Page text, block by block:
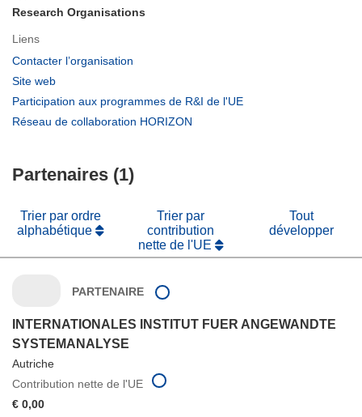
Research Organisations
Liens
Contacter l’organisation
fenêtre)
Site web
dans
une
Participation aux programmes de R&I de l'UE
Réseau de collaboration HORIZON
Partenaires (1)
Trier par ordre
alphabétique
Trier par
contribution
nette de l'UE
Tout
développer
PARTENAIRE
INTERNATIONALES INSTITUT FUER ANGEWANDTE
SYSTEMANALYSE
Autriche
Contribution nette de l'UE
€ 0,00